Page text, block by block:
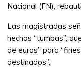
Nacional (FN),
Las magistradas
hechos “tumbas”,
de euros” para
destinados”.